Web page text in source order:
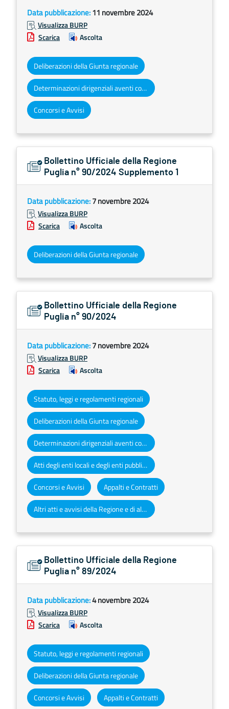
Data pubblicazione:11 novembre 2024
Visualizza BURP
Scarica
Ascolta
Deliberazioni della Giunta regionale
Determinazioni dirigenziali aventi contenuto di interesse generale
Concorsi e Avvisi
Bollettino Ufficiale della Regione
Puglia n° 90/2024 Supplemento 1
Data pubblicazione:7 novembre 2024
Visualizza BURP
Scarica
Ascolta
Deliberazioni della Giunta regionale
Bollettino Ufficiale della Regione
Puglia n° 90/2024
Data pubblicazione:7 novembre 2024
Visualizza BURP
Scarica
Ascolta
Statuto, leggi e regolamenti regionali
Deliberazioni della Giunta regionale
Determinazioni dirigenziali aventi contenuto di interesse generale
Atti degli enti locali e degli enti pubblici e privati
Concorsi e Avvisi Appalti e Contratti
Altri atti e avvisi della Regione e di altri enti pubblici che interessano la collettività regionale
Bollettino Ufficiale della Regione
Puglia n° 89/2024
Data pubblicazione:4 novembre 2024
Visualizza BURP
Scarica
Ascolta
Statuto, leggi e regolamenti regionali
Deliberazioni della Giunta regionale
Concorsi e Avvisi Appalti e Contratti